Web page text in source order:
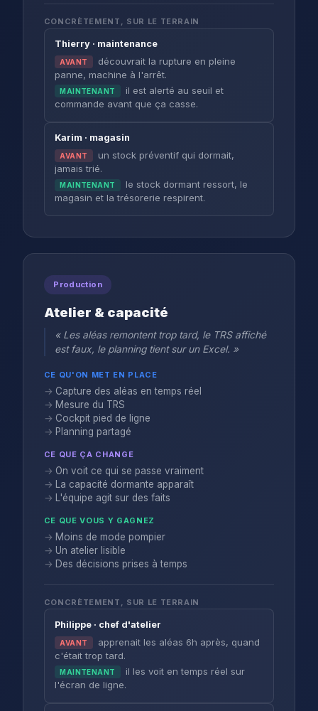
CONCRÈTEMENT, SUR LE TERRAIN
Thierry · maintenance
AVANT
découvrait la rupture en pleine
panne, machine à l'arrêt.
MAINTENANT
il est alerté au seuil et
commande avant que ça casse.
Karim · magasin
AVANT
un stock préventif qui dormait,
jamais trié.
MAINTENANT
le stock dormant ressort, le
magasin et la trésorerie respirent.
Production
Atelier & capacité
« Les aléas remontent trop tard, le TRS affiché
est faux, le planning tient sur un Excel. »
CE QU'ON MET EN PLACE
Capture des aléas en temps réel
Mesure du TRS
Cockpit pied de ligne
Planning partagé
CE QUE ÇA CHANGE
On voit ce qui se passe vraiment
La capacité dormante apparaît
L'équipe agit sur des faits
CE QUE VOUS Y GAGNEZ
Moins de mode pompier
Un atelier lisible
Des décisions prises à temps
CONCRÈTEMENT, SUR LE TERRAIN
Philippe · chef d'atelier
AVANT
apprenait les aléas 6h après, quand
c'était trop tard.
MAINTENANT
il les voit en temps réel sur
l'écran de ligne.